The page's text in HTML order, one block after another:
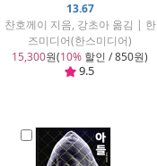
13.67
찬호께이 지음, 강초아 옮김 | 한
즈미디어(한스미디어)
15,300원(10% 할인 / 850원)
9.5